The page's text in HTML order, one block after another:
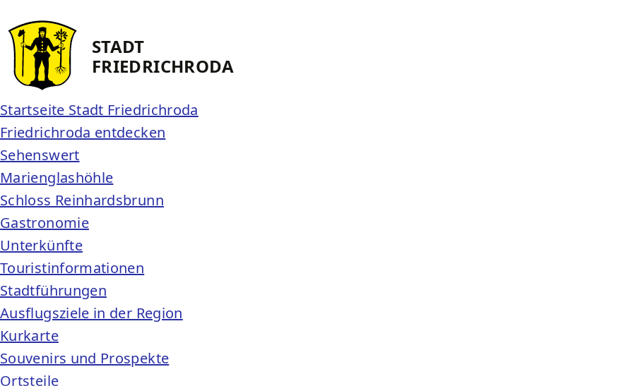
STADT
FRIEDRICH­RODA
Startseite Stadt Friedrichroda
Friedrichroda entdecken
Sehenswert
Marienglashöhle
Schloss Reinhardsbrunn
Gastronomie
Unterkünfte
Touristinformationen
Stadtführungen
Ausflugsziele in der Region
Kurkarte
Souvenirs und Prospekte
Ortsteile